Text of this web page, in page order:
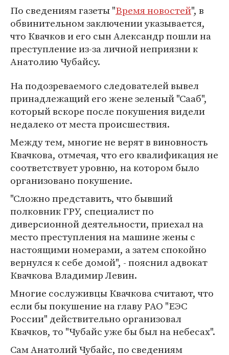
По сведениям газеты "Время новостей", в
обвинительном заключении указывается,
что Квачков и его сын Александр пошли на
преступление из-за личной неприязни к
Анатолию Чубайсу.
На подозреваемого следователей вывел
принадлежащий его жене зеленый "Сааб",
который вскоре после покушения видели
недалеко от места происшествия.
Между тем, многие не верят в виновность
Квачкова, отмечая, что его квалификация не
соответствует уровню, на котором было
организовано покушение.
"Сложно представить, что бывший
полковник ГРУ, специалист по
диверсионной деятельности, приехал на
место преступления на машине жены с
настоящими номерами, а затем спокойно
вернулся к себе домой", - пояснил адвокат
Квачкова Владимир Левин.
Многие сослуживцы Квачкова считают, что
если бы покушение на главу РАО "ЕЭС
России" действительно организовал
Квачков, то "Чубайс уже бы был на небесах".
Сам Анатолий Чубайс, по сведениям